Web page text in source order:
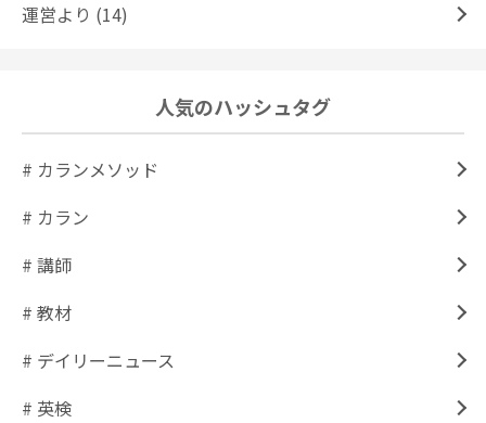
運営より (14)
人気のハッシュタグ
# カランメソッド
# カラン
# 講師
# 教材
# デイリーニュース
# 英検